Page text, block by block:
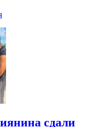
сдали